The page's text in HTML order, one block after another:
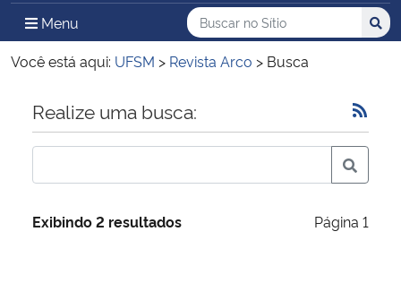
Ministério da Defesa
Ministério das Relações Exteriores
Ministério da Economia
Ministério da Infraestrutura
Menu Menu Principal do Sítio
Busca
Buscar no no Sítio
Busca:
Você está aqui: UFSM > Revista Arco > Busca
Início do conteúdo
Realize uma busca:
Exibindo 2 resultados Página 1